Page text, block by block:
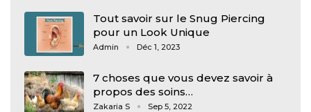
Tout savoir sur le Snug Piercing
pour un Look Unique
Admin Déc 1, 2023
7 choses que vous devez savoir à
propos des soins…
Zakaria S Sep 5, 2022